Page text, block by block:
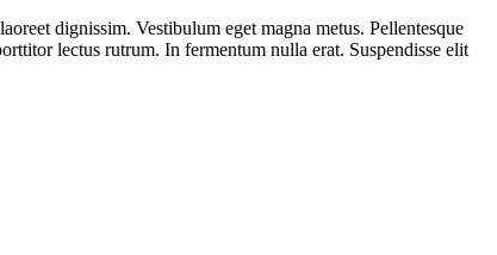
dignissim. Vestibulum eget magna metus. Pellentesque
lectus rutrum. In fermentum nulla erat. Suspendisse elit